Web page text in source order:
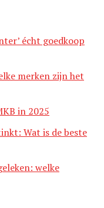
écht goedkoop
merken zijn het
in 2025
Wat is de beste
welke